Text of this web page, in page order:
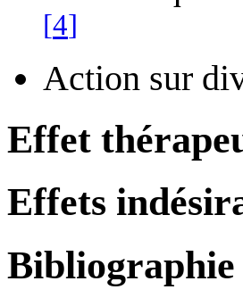
[4]
Action sur
Effet
Effets
Bibliographie